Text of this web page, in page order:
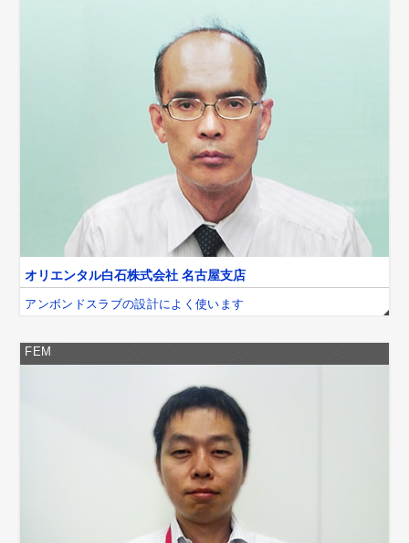
オリエンタル白石株式会社 名古屋支店
アンボンドスラブの設計によく使います
FEM